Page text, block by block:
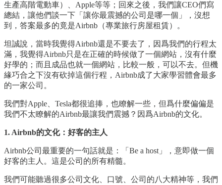
生產高階電動車）、Apple等等；回來之後，我們讓CEO們寫
總結，讓他們談一下「讓你最震撼的公司是哪一個」，沒想
到，答案最多的竟是Airbnb（專業旅行房屋租賃）。
坦誠說，當時我覺得Airbnb還是不要去了，因爲我們的行程太
滿，我覺得Airbnb只是在正確的時候做了一個網站，沒有什麼
好學的；而且成品也就一個網站，比較一般，可以不去。但機
緣巧合之下沒有砍掉這個行程，Airbnb成了大家學習體會最多
的一家公司。
我們對Apple、Tesla都很追捧，也瞭解一些，但爲什麼偏偏是
我們不太瞭解的Airbnb最讓我們震撼？因爲Airbnb的文化。
1. Airbnb的文化：好客的主人
Airbnb公司最重要的一句話就是：「Be a host」，意即做一個
好客的主人。這是公司的所有精髓。
我們可能聽過很多公司文化、口號、公司的八大精神等，我們